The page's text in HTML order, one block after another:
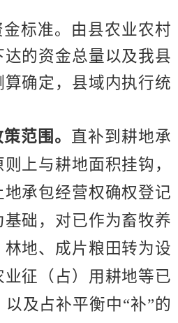
标准。 由县农业农村
的资金总量以及我县
确定，县域内执行统
策范围 。
直补到耕地承
上与耕地面积挂钩，
承包经营权确权登记
础，对已作为畜牧养
地、成片粮田转为设
征（占）用耕地等已
及占补平衡中“补”的